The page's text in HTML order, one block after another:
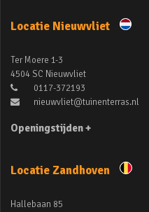
Locatie Nieuwvliet
Ter Moere 1-3
4504 SC Nieuwvliet
0117-372193
nieuwvliet@tuinenterras.nl
Openingstijden +
Locatie Zandhoven
Hallebaan 85